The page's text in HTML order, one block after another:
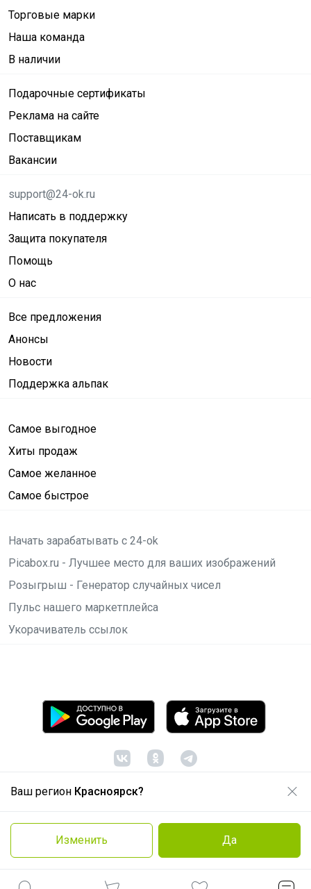
Ваш регион Красноярск?
Изменить Да
Торговые марки
Наша команда
В наличии
Подарочные сертификаты
Реклама на сайте
Поставщикам
Вакансии
support@24-ok.ru
Написать в поддержку
Защита покупателя
Помощь
О нас
Все предложения
Анонсы
Новости
Поддержка альпак
Самое выгодное
Хиты продаж
Самое желанное
Самое быстрое
Начать зарабатывать с 24-ok
Picabox.ru - Лучшее место для ваших изображений
Розыгрыш - Генератор случайных чисел
Пульс нашего маркетплейса
Укорачиватель ссылок
© ООО "Лявита", ОГРН 1122468054070, 2012 -2026
Политика конфиденциальности
Cоглашение пользователя